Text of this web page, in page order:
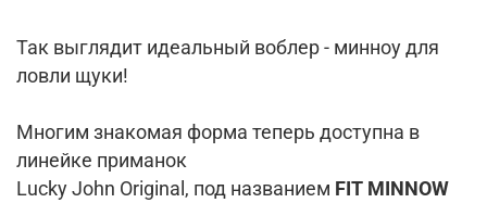
Так выглядит идеальный воблер - минноу для
ловли щуки!
Многим знакомая форма теперь доступна в
линейке приманок
Lucky John Original, под названием FIT MINNOW